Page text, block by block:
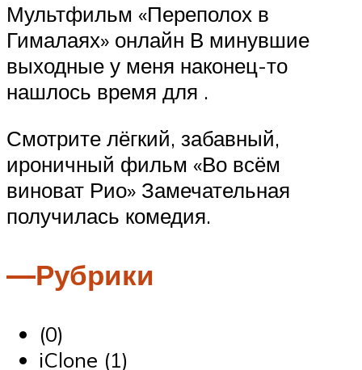
Мультфильм «Переполох в
Гималаях» онлайн В минувшие
выходные у меня наконец-то
нашлось время для .
Смотрите лёгкий, забавный,
ироничный фильм «Во всём
виноват Рио» Замечательная
получилась комедия.
—Рубрики
(0)
iClone (1)